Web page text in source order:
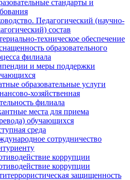
стандарты и
Педагогический (научно-
состав
техническое обеспечение
образовательного
филиала
и меры поддержки
образовательные услуги
хозяйственная
филиала
места для приема
обучающихся
среда
сотрудничество
коррупции
коррупции
защищенность